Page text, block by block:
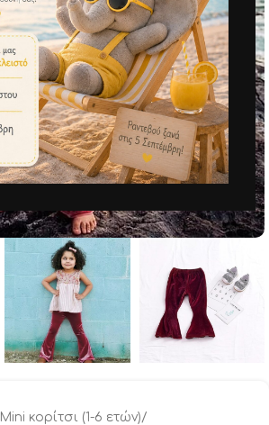
Mini κορίτσι (1-6 ετών)/